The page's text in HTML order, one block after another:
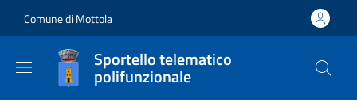
Comune di Mottola
Sportello telematico
polifunzionale